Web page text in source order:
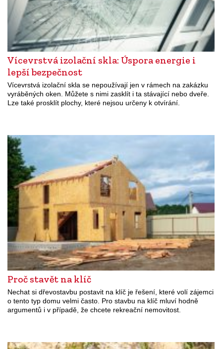
Vícevrstvá izolační skla: Úspora energie i
lepší bezpečnost
Vícevrstvá izolační skla se nepoužívají jen v rámech na zakázku
vyráběných oken. Můžete s nimi zasklít i ta stávající nebo dveře.
Lze také prosklít plochy, které nejsou určeny k otvírání.
Proč stavět na klíč
Nechat si dřevostavbu postavit na klíč je řešení, které volí zájemci
o tento typ domu velmi často. Pro stavbu na klíč mluví hodně
argumentů i v případě, že chcete rekreační nemovitost.